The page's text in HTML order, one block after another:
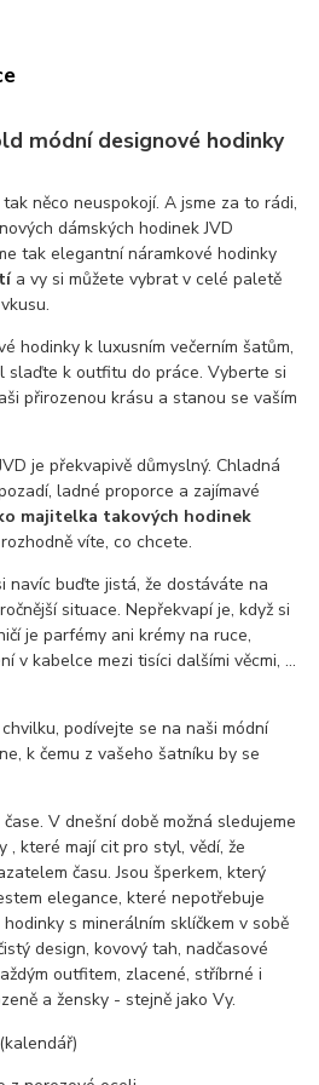
módní designové hodinky
něco neuspokojí. A jsme za to rádi,
dámských hodinek JVD
tak elegantní náramkové hodinky
a vy si můžete vybrat v celé paletě
hodinky k luxusním večerním šatům,
slaďte k outfitu do práce. Vyberte si
přirozenou krásu a stanou se vaším
je překvapivě důmyslný. Chladná
ladné proporce a zajímavé
majitelka takových hodinek
víte, co chcete.
navíc buďte jistá, že dostáváte na
situace. Nepřekvapí je, když si
je parfémy ani krémy na ruce,
v kabelce mezi tisíci dalšími věcmi, …
podívejte se na naši módní
k čemu z vašeho šatníku by se
V dnešní době možná sledujeme
, které mají cit pro styl, vědí, že
času. Jsou šperkem, který
elegance, které nepotřebuje
s minerálním sklíčkem v sobě
design, kovový tah, nadčasové
outfitem, zlacené, stříbrné i
a žensky - stejně jako Vy.